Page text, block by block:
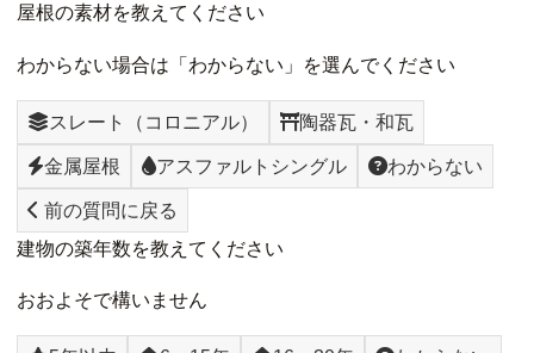
屋根の素材を教えてください
わからない場合は「わからない」を選んでください
スレート（コロニアル） 陶器瓦・和瓦
金属屋根 アスファルトシングル わからない
前の質問に戻る
建物の築年数を教えてください
おおよそで構いません